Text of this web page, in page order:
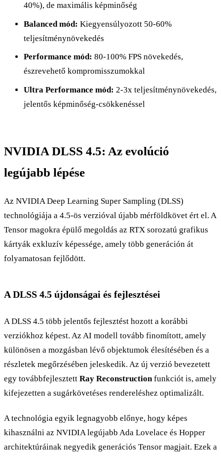
40%), de maximális képminőség
Balanced mód: Kiegyensúlyozott 50-60%
teljesítménynövekedés
Performance mód: 80-100% FPS növekedés,
észrevehető kompromisszumokkal
Ultra Performance mód: 2-3x teljesítménynövekedés,
jelentős képminőség-csökkenéssel
NVIDIA DLSS 4.5: Az evolúció
legújabb lépése
Az NVIDIA Deep Learning Super Sampling (DLSS)
technológiája a 4.5-ös verzióval újabb mérföldkövet ért el. A
Tensor magokra épülő megoldás az RTX sorozatú grafikus
kártyák exkluzív képessége, amely több generáción át
folyamatosan fejlődött.
A DLSS 4.5 újdonságai és fejlesztései
A DLSS 4.5 több jelentős fejlesztést hozott a korábbi
verziókhoz képest. Az AI modell tovább finomított, amely
különösen a mozgásban lévő objektumok élesítésében és a
részletek megőrzésében jeleskedik. Az új verzió bevezetett
egy továbbfejlesztett Ray Reconstructionfunkciót is, amely
kifejezetten a sugárkövetéses rendereléshez optimalizált.
A technológia egyik legnagyobb előnye, hogy képes
kihasználni az NVIDIA legújabb Ada Lovelace és Hopper
architektúráinak negyedik generációs Tensor magjait. Ezek a